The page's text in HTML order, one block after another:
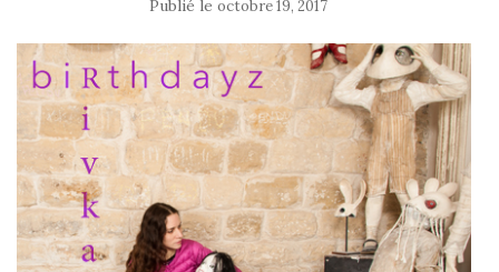
Publié le octobre 19, 2017